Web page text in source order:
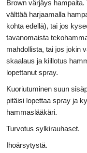
Brown värjäys
välttää harjaamalla
kohta edellä), tai jos
tavanomaista
mahdollista, tai jos jokin
skaalaus ja kiillotus
lopettanut spray.
Kuoriutuminen suun
pitäisi lopettaa spray ja
hammaslääkäri.
Turvotus sylkirauhaset.
Ihoärsytystä.